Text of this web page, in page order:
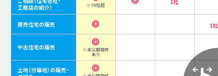
工務店の紹介）
※70社超
建売住宅の販売 1社
中古住宅の販売
※未公開物件
あり
土地（分譲地）の販売・